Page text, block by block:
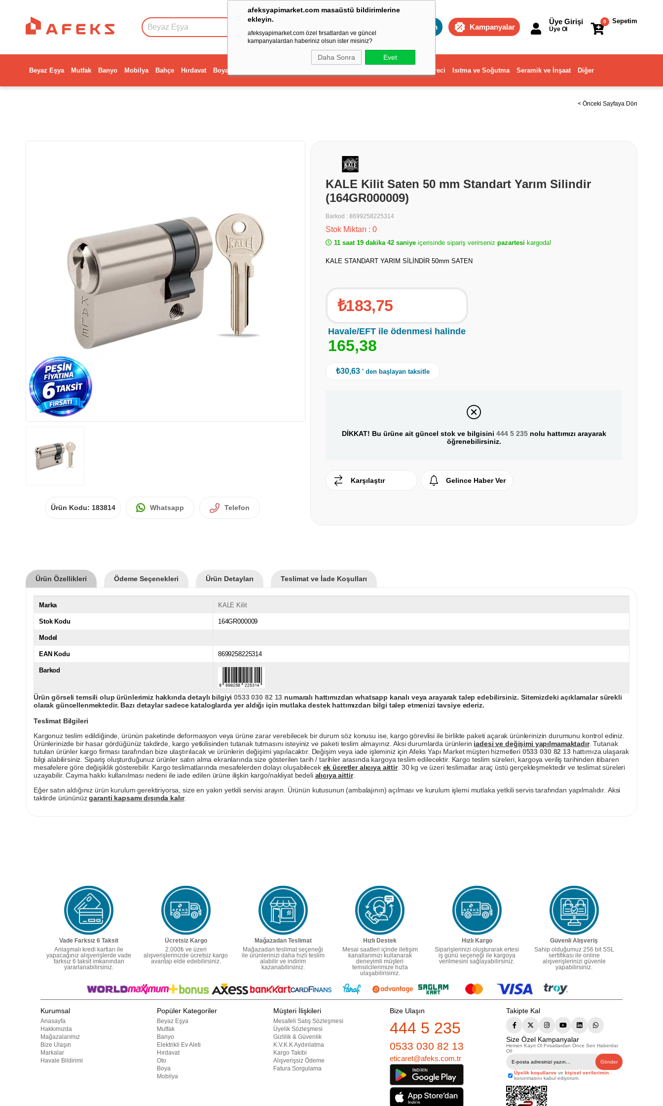
afeksyapimarket.com masaüstü bildirimlerine
ekleyin.
afeksyapimarket.com özel fırsatlardan ve güncel
kampanyalardan haberiniz olsun ister misiniz?
Daha Sonra Evet
Toptan Kampanyalar
Sepetim
0
Üye Girişi
Üye Ol
Beyaz Eşya Mutfak Banyo Mobilya Bahçe Hırdavat Boya Dekorasyon ve Ev Gereci Isıtma ve Soğutma Seramik ve İnşaat Diğer
< Önceki Sayfaya Dön
Ürün Kodu: 183814 Whatsapp Telefon
KALE Kilit Saten 50 mm Standart Yarım Silindir
(164GR000009)
Barkod : 8699258225314
Stok Miktarı : 0
11 saat 19 dakika 42 saniye içerisinde sipariş verirseniz pazartesi kargoda!
KALE STANDART YARIM SİLİNDİR 50mm SATEN
₺183,75
Havale/EFT ile ödenmesi halinde
165,38
₺30,63 ' den başlayan taksitle
DİKKAT! Bu ürüne ait güncel stok ve bilgisini 444 5 235nolu hattımızı arayarak
öğrenebilirsiniz.
Karşılaştır Gelince Haber Ver
Ürün Özellikleri Ödeme Seçenekleri Ürün Detayları Teslimat ve İade Koşulları
Marka KALE Kilit
Stok Kodu 164GR000009
Model
EAN Kodu 8699258225314
Barkod
Ürün görseli temsili olup ürünlerimiz hakkında detaylı bilgiyi0533 030 82 13 numaralı hattımızdan whatsapp kanalı veya arayarak talep edebilirsiniz. Sitemizdeki açıklamalar sürekli
olarak güncellenmektedir. Bazı detaylar sadece kataloglarda yer aldığı için mutlaka destek hattımızdan bilgi talep etmenizi tavsiye ederiz.
Teslimat Bilgileri
Kargonuz teslim edildiğinde, ürünün paketinde deformasyon veya ürüne zarar verebilecek bir durum söz konusu ise, kargo görevlisi ile birlikte paketi açarak ürünlerinizin durumunu kontrol ediniz.
Ürünlerinizde bir hasar gördüğünüz takdirde, kargo yetkilisinden tutanak tutmasını isteyiniz ve paketi teslim almayınız. Aksi durumlarda ürünlerin iadesi ve değişimi yapılmamaktadır. Tutanak
tutulan ürünler kargo firması tarafından bize ulaştırılacak ve ürünlerin değişimi yapılacaktır. Değişim veya iade işleminiz için Afeks Yapı Market müşteri hizmetleri 0533 030 82 13hattımıza ulaşarak
bilgi alabilirsiniz. Sipariş oluşturduğunuz ürünler satın alma ekranlarında size gösterilen tarih / tarihler arasında kargoya teslim edilecektir. Kargo teslim süreleri, kargoya veriliş tarihinden itibaren
mesafelere göre değişiklik gösterebilir. Kargo teslimatlarında mesafelerden dolayı oluşabilecek ek ücretler alıcıya aittir. 30 kg ve üzeri teslimatlar araç üstü gerçekleşmektedir ve teslimat süreleri
uzayabilir. Cayma hakkı kullanılması nedeni ile iade edilen ürüne ilişkin kargo/nakliyat bedeli alıcıya aittir.
Eğer satın aldığınız ürün kurulum gerektiriyorsa, size en yakın yetkili servisi arayın. Ürünün kutusunun (ambalajının) açılması ve kurulum işlemi mutlaka yetkili servis tarafından yapılmalıdır. Aksi
taktirde ürününüzgaranti kapsamı dışında kalır.
Vade Farksız 6 Taksit
Anlaşmalı kredi kartları ile
yapacağınız alışverişlerde vade
farksız 6 taksit imkanından
yararlanabilirsiniz.
Ücretsiz Kargo
2.000₺ ve üzeri
alışverişlerinizde ücretsiz kargo
avantajı elde edebilirsiniz.
Mağazadan Teslimat
Mağazadan teslimat seçeneği
ile ürünlerinizi daha hızlı teslim
alabilir ve indirim
kazanabilirsiniz.
Hızlı Destek
Mesai saatleri içinde iletişim
kanallarımızı kullanarak
deneyimli müşteri
temsilcilerimize hızla
ulaşabilirisiniz.
Hızlı Kargo
Siparişlerinizi oluşturarak ertesi
iş günü seçeneği ile kargoya
verilmesini sağlayabilirsiniz.
Güvenli Alışveriş
Sahip olduğumuz 256 bit SSL
sertifikası ile online
alışverişlerinizi güvenle
yapabilirsiniz.
Kurumsal
Anasayfa
Hakkımızda
Mağazalarımız
Bize Ulaşın
Markalar
Havale Bildirimi
Popüler Kategoriler
Beyaz Eşya
Mutfak
Banyo
Elektrikli Ev Aleti
Hırdavat
Oto
Boya
Mobilya
Müşteri İlişkileri
Mesafeli Satış Sözleşmesi
Üyelik Sözleşmesi
Gizlilik & Güvenlik
K.V.K.K Aydınlatma
Kargo Takibi
Alışverişsiz Ödeme
Fatura Sorgulama
Bize Ulaşın
444 5 235
0533 030 82 13
eticaret@afeks.com.tr
Takipte Kal
Size Özel Kampanyalar
Hemen Kayıt Ol Fırsatlardan Önce Sen Haberdar
Ol!
Gönder
Üyelik koşullarını ve kişisel verilerimin
korunmasını kabul ediyorum.